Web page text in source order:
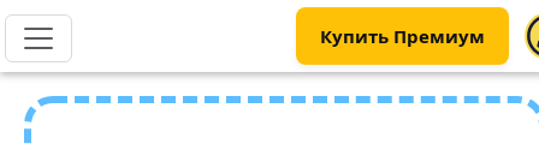
Купить Премиум